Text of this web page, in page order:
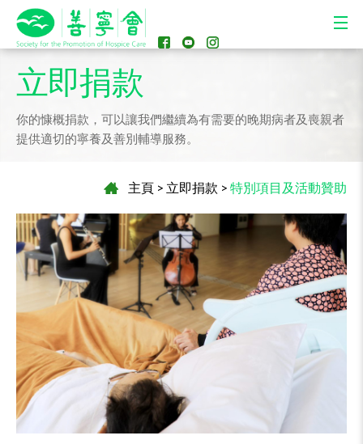
立即捐款
你的慷概捐款，可以讓我們繼續為有需要的晚期病者及喪親者
提供適切的寧養及善別輔導服務。
主頁 > 立即捐款 > 特別項目及活動贊助